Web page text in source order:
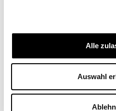
Alle
Auswahl
entspricht. Bei
Bestrebungen,
Wirtschaft in die
überzuführen,